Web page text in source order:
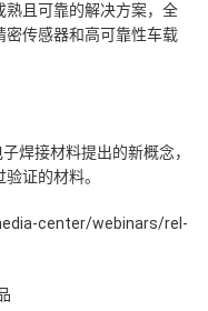
且可靠的解决方案，全
传感器和高可靠性车载
焊接材料提出的新概念，
证的材料。
center/webinars/rel-